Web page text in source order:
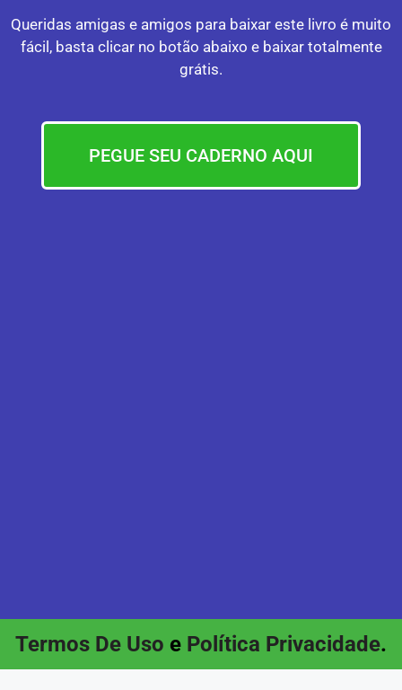
Queridas amigas e amigos para baixar este livro é muito
fácil, basta clicar no botão abaixo e baixar totalmente
grátis.
PEGUE SEU CADERNO AQUI
Termos De Uso e Política Privacidade.